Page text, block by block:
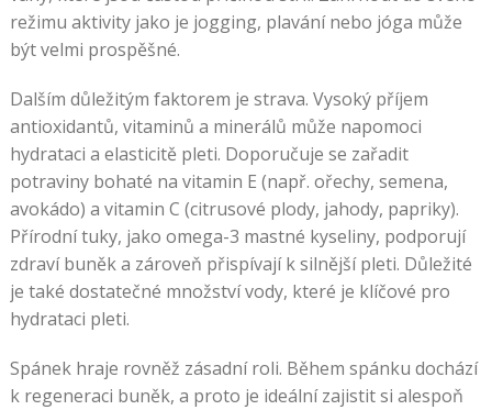
režimu aktivity jako je jogging, plavání nebo jóga může
být velmi prospěšné.
Dalším důležitým faktorem je strava. Vysoký příjem
antioxidantů, vitaminů a minerálů může napomoci
hydrataci a elasticitě pleti. Doporučuje se zařadit
potraviny bohaté na vitamin E (např. ořechy, semena,
avokádo) a vitamin C (citrusové plody, jahody, papriky).
Přírodní tuky, jako omega-3 mastné kyseliny, podporují
zdraví buněk a zároveň přispívají k silnější pleti. Důležité
je také dostatečné množství vody, které je klíčové pro
hydrataci pleti.
Spánek hraje rovněž zásadní roli. Během spánku dochází
k regeneraci buněk, a proto je ideální zajistit si alespoň